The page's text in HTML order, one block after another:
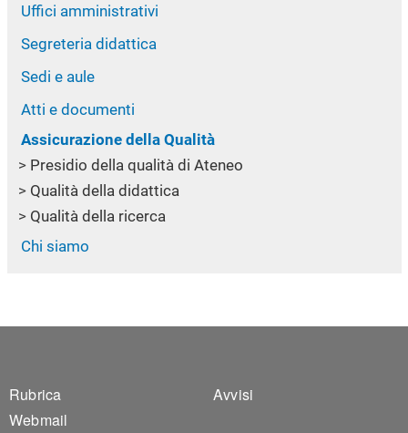
Uffici amministrativi
Segreteria didattica
Sedi e aule
Atti e documenti
Assicurazione della Qualità
Presidio della qualità di Ateneo
Qualità della didattica
Qualità della ricerca
Chi siamo
Footer 1
Rubrica
Webmail
Footer 2
Avvisi